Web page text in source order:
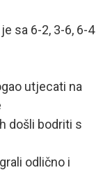
sa 6-2, 3-6, 6-4
utjecati na
došli bodriti s
odlično i